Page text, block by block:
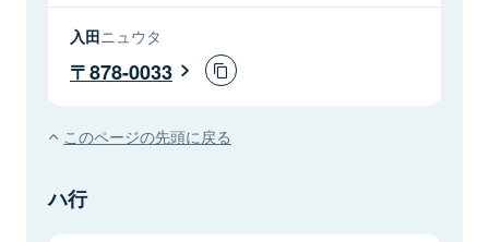
入田ニュウタ
878-0033
このページの先頭に戻る
ハ行